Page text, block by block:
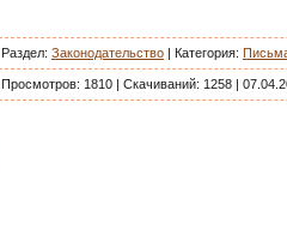
Раздел: Законодательство | Категория:
Просмотров: 1810 | Скачиваний: 1258 |